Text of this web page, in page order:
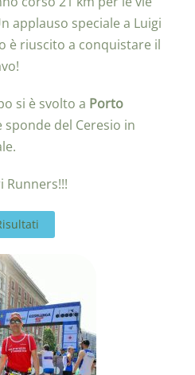
applauso speciale a Luigi
è riuscito a conquistare il
si è svolto a Porto
del Ceresio in